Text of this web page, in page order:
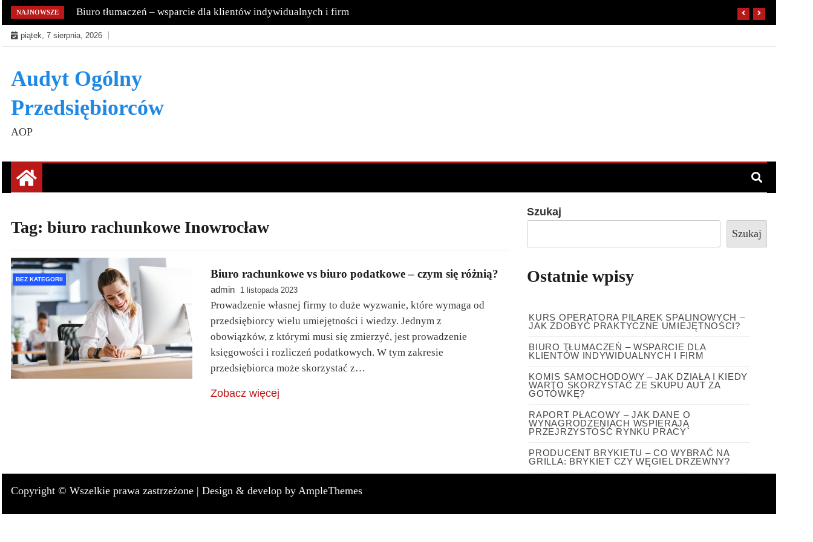
Skip
to
content
NAJNOWSZE Biuro tłumaczeń – wsparcie dla klientów indywidualnych i firm
piątek, 7 sierpnia, 2026
Audyt Ogólny
Przedsiębiorców
AOP
Tag: biuro rachunkowe Inowrocław
BEZ KATEGORII Biuro rachunkowe vs biuro podatkowe – czym się różnią?
admin 1 listopada 2023
Prowadzenie własnej firmy to duże wyzwanie, które wymaga od
przedsiębiorcy wielu umiejętności i wiedzy. Jednym z
obowiązków, z którymi musi się zmierzyć, jest prowadzenie
księgowości i rozliczeń podatkowych. W tym zakresie
przedsiębiorca może skorzystać z…
Zobacz więcej
Szukaj
Szukaj
Ostatnie wpisy
KURS OPERATORA PILAREK SPALINOWYCH –
JAK ZDOBYĆ PRAKTYCZNE UMIEJĘTNOŚCI?
BIURO TŁUMACZEŃ – WSPARCIE DLA
KLIENTÓW INDYWIDUALNYCH I FIRM
KOMIS SAMOCHODOWY – JAK DZIAŁA I KIEDY
WARTO SKORZYSTAĆ ZE SKUPU AUT ZA
GOTÓWKĘ?
RAPORT PŁACOWY – JAK DANE O
WYNAGRODZENIACH WSPIERAJĄ
PRZEJRZYSTOŚĆ RYNKU PRACY
PRODUCENT BRYKIETU – CO WYBRAĆ NA
GRILLA: BRYKIET CZY WĘGIEL DRZEWNY?
Copyright © Wszelkie prawa zastrzeżone | Design & develop by AmpleThemes